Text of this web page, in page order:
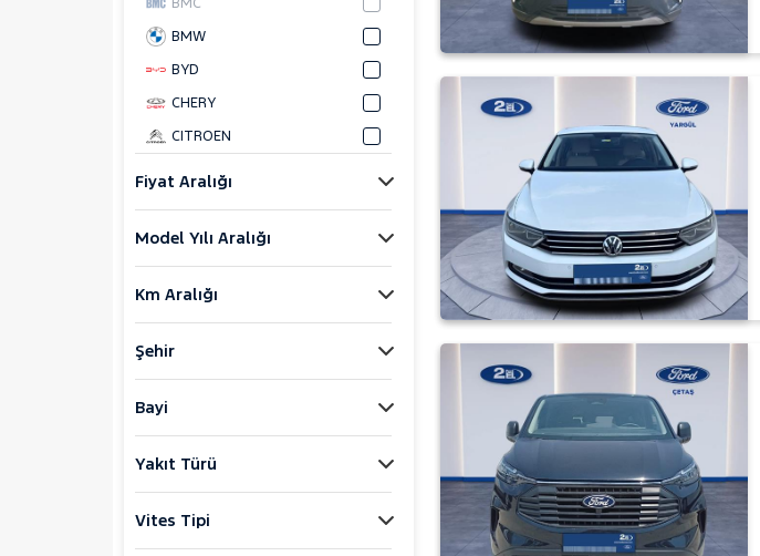
BMW
BYD
CHERY
CITROEN
DAIHATSU
FIAT
FORD
ISUZU
Iveco
Fiyat Aralığı
Model Yılı Aralığı
Km Aralığı
Şehir
Bayi
Yakıt Türü
Vites Tipi